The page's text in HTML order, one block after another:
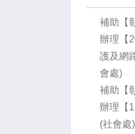
補助【
辦理【
護及網
會處)
補助【
辦理【
(社會處)